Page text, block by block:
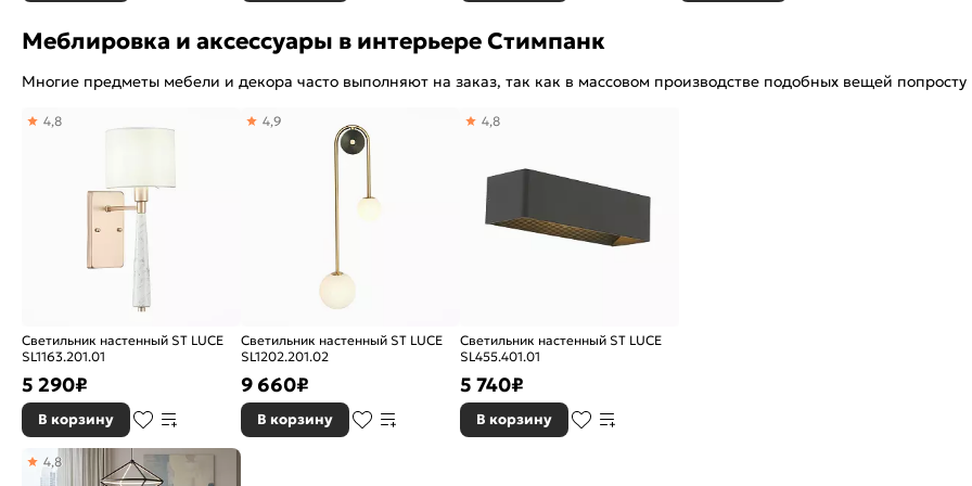
Меблировка и аксессуары в интерьере Стимпанк
Многие предметы мебели и декора часто выполняют на заказ, так как в массовом производстве подобных вещей попросту
Светильник настенный ST LUCE
SL1163.201.01
4,8
5 290₽
В корзину
Светильник настенный ST LUCE
SL1202.201.02
4,9
9 660₽
В корзину
Светильник настенный ST LUCE
SL455.401.01
4,8
5 740₽
В корзину
4,8